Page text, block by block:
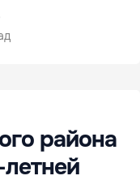
района
летней